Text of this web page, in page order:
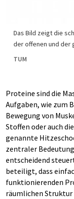
Das Bild zeigt die
der offenen und der
TUM
Proteine sind die
Aufgaben, wie zum
Bewegung von
Stoffen oder auch
genannte
zentraler
entscheidend
beteiligt, dass
funktionierenden
räumlichen